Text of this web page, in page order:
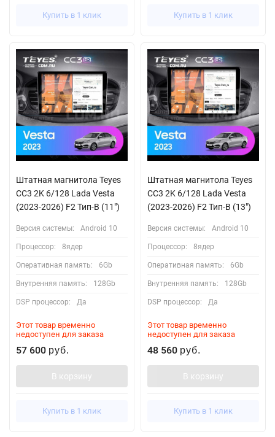
Купить в 1 клик Купить в 1 клик
Штатная магнитола Teyes
CC3 2K 6/128 Lada Vesta
(2023-2026) F2 Тип-B (11")
Версия системы: Android 10
Процессор: 8ядер
Оперативная память: 6Gb
Внутренняя память: 128Gb
DSP процессор: Да
Этот товар временно
недоступен для заказа
57 600 руб.
В корзину
Купить в 1 клик
Штатная магнитола Teyes
CC3 2K 6/128 Lada Vesta
(2023-2026) F2 Тип-B (13")
Версия системы: Android 10
Процессор: 8ядер
Оперативная память: 6Gb
Внутренняя память: 128Gb
DSP процессор: Да
Этот товар временно
недоступен для заказа
48 560 руб.
В корзину
Купить в 1 клик